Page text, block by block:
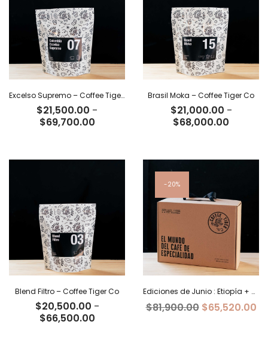
Excelso Supremo – Coffee Tiger Co
$21,500.00 -
$69,700.00Rango
desde
Brasil Moka – Coffee Tiger Co
$21,000.00 -
$68,000.00
desde
Blend Filtro – Coffee Tiger Co
$20,500.00 -
$66,500.00Rango
20%
Ediciones de Junio : Etiopía + Burundi+ Costa Rica
$81,900.00 El
$65,520.00El